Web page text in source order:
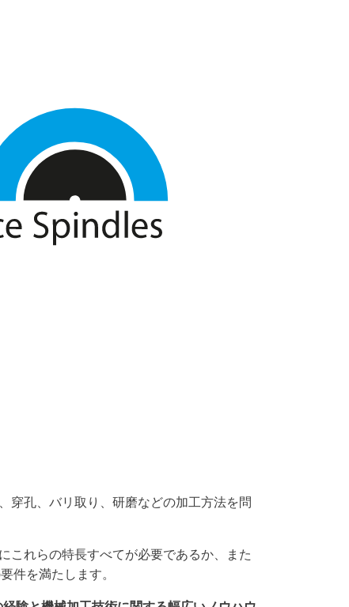
穿孔、バリ取り、研磨などの加工方法を問
これらの特長すべてが必要であるか、また
件を満たします。